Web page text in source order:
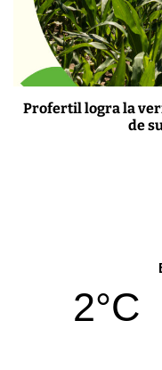
Profertil logra la
de
2°C